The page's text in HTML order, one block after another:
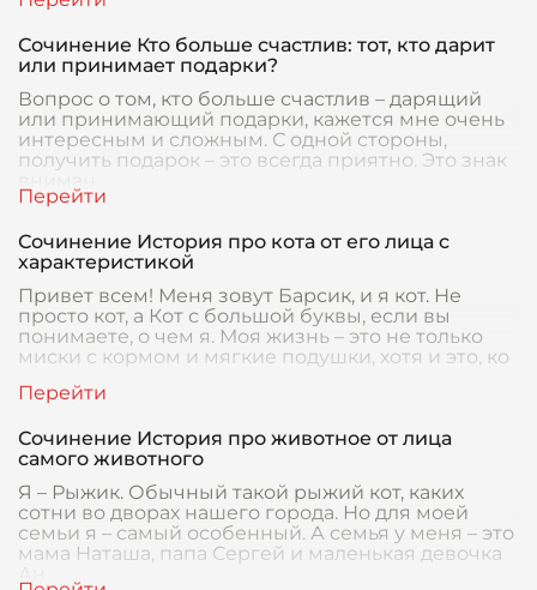
Сочинение Кто больше счастлив: тот, кто дарит
или принимает подарки?
Вопрос о том, кто больше счастлив – дарящий
или принимающий подарки, кажется мне очень
интересным и сложным. С одной стороны,
получить подарок – это всегда приятно. Это знак
Сочинение История про кота от его лица с
характеристикой
Привет всем! Меня зовут Барсик, и я кот. Не
просто кот, а Кот с большой буквы, если вы
понимаете, о чем я. Моя жизнь – это не только
миски с кормом и мягкие подушки, хотя и это, ко
Сочинение История про животное от лица
самого животного
Я – Рыжик. Обычный такой рыжий кот, каких
сотни во дворах нашего города. Но для моей
семьи я – самый особенный. А семья у меня – это
мама Наташа, папа Сергей и маленькая девочка
Ан